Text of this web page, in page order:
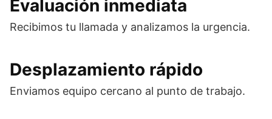
Evaluación inmediata
Recibimos tu llamada y analizamos la urgencia.
Desplazamiento rápido
Enviamos equipo cercano al punto de trabajo.